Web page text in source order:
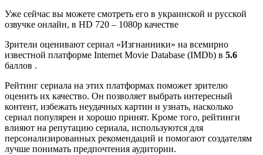
Уже сейчас вы можете смотреть его в украинской и русской
озвучке онлайн, в HD 720 – 1080p качестве
Зрители оценивают сериал «Изгнанники» на всемирно
известной платформе Internet Movie Database (IMDb) в 5.6
баллов .
Рейтинг сериала на этих платформах поможет зрителю
оценить их качество. Он позволяет выбрать интересный
контент, избежать неудачных картин и узнать, насколько
сериал популярен и хорошо принят. Кроме того, рейтинги
влияют на репутацию сериала, используются для
персонализированных рекомендаций и помогают создателям
лучше понимать предпочтения аудитории.